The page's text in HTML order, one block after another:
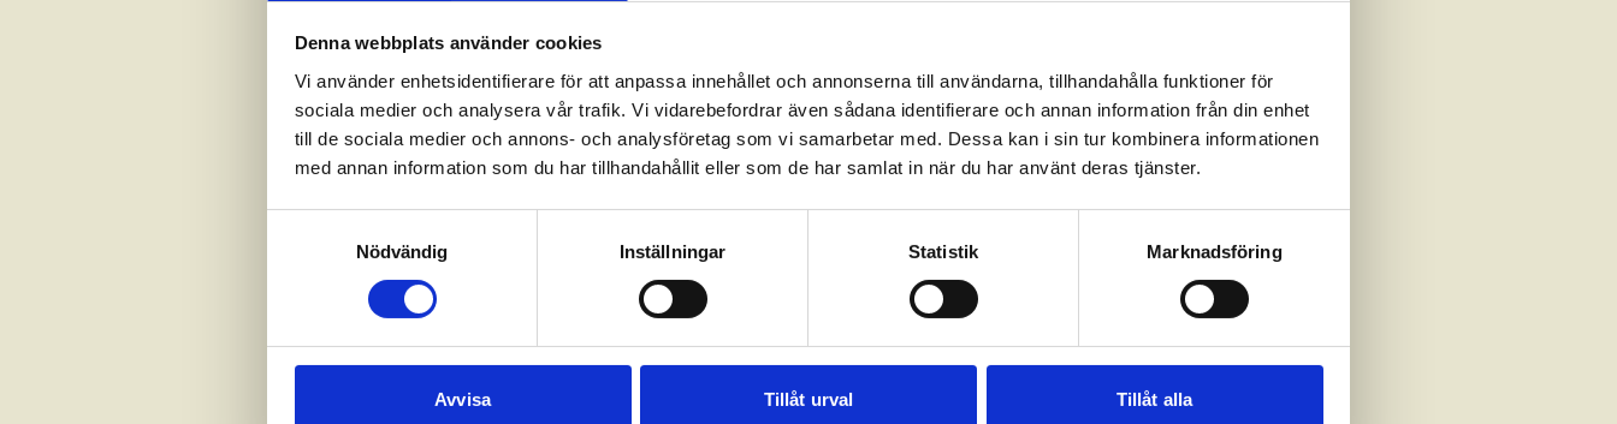
Denna webbplats använder cookies
Vi använder enhetsidentifierare för att anpassa innehållet och annonserna till användarna, tillhandahålla funktioner för
sociala medier och analysera vår trafik. Vi vidarebefordrar även sådana identifierare och annan information från din enhet
till de sociala medier och annons- och analysföretag som vi samarbetar med. Dessa kan i sin tur kombinera informationen
med annan information som du har tillhandahållit eller som de har samlat in när du har använt deras tjänster.
Nödvändig
Inställningar Statistik Marknadsföring
Avvisa Tillåt urval Tillåt alla